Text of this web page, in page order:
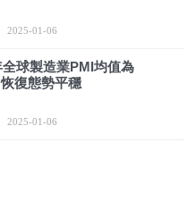
2025-01-06
全球製造業PMI均值為
49.3% 恢復態勢平穩
2025-01-06